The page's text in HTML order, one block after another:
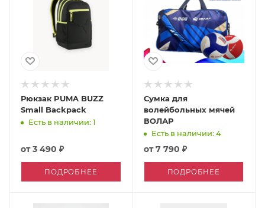
Рюкзак PUMA BUZZ
Small Backpack
Есть в наличии: 1
от3 490 ₽
ПОДРОБНЕЕ
Сумка для
волейбольных мячей
ВОЛАР
Есть в наличии: 4
от7 790 ₽
ПОДРОБНЕЕ